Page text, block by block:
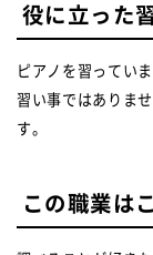
役に立った
ピアノを習ってい
習い事ではありま
す。
この職業は